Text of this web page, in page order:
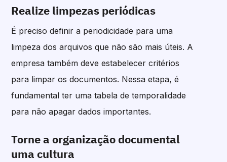
Realize limpezas periódicas
É preciso definir a periodicidade para uma
limpeza dos arquivos que não são mais úteis. A
empresa também deve estabelecer critérios
para limpar os documentos. Nessa etapa, é
fundamental ter uma tabela de temporalidade
para não apagar dados importantes.
Torne a organização documental
uma cultura